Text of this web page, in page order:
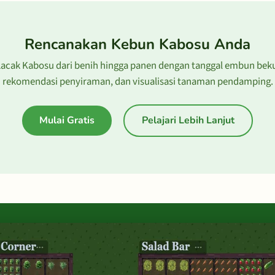
Rencanakan Kebun Kabosu Anda
Kabosu dari benih hingga panen dengan tanggal embun
rekomendasi penyiraman, dan visualisasi tanaman pendamping.
Mulai Gratis Pelajari Lebih Lanjut